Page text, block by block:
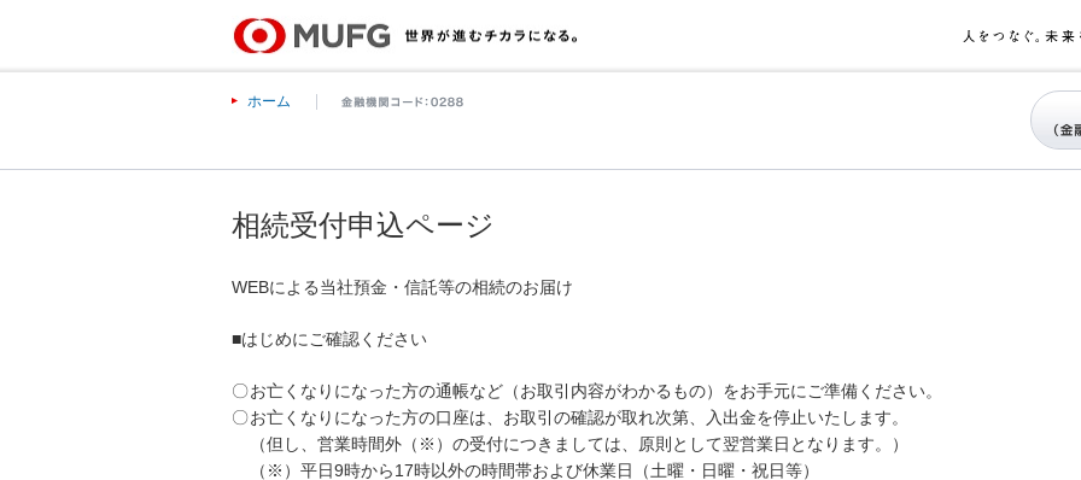
ホーム
相続受付申込ページ
WEBによる当社預金・信託等の相続のお届け
■はじめにご確認ください
〇お亡くなりになった方の通帳など（お取引内容がわかるもの）をお手元にご準備ください。
〇お亡くなりになった方の口座は、お取引の確認が取れ次第、入出金を停止いたします。
（但し、営業時間外（※）の受付につきましては、原則として翌営業日となります。）
（※）平日9時から17時以外の時間帯および休業日（土曜・日曜・祝日等）